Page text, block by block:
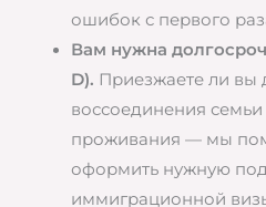
ошибок с первого
Вам нужна
D). Приезжаете ли вы
воссоединения
проживания — мы
оформить нужную
иммиграционной